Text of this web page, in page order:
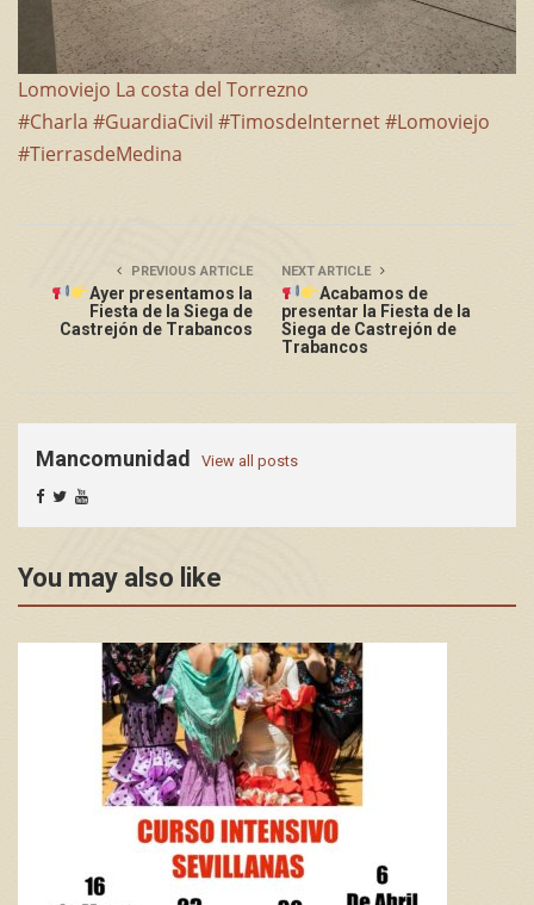
Lomoviejo La costa del Torrezno
#Charla #GuardiaCivil #TimosdeInternet#Lomoviejo
#TierrasdeMedina
PREVIOUS ARTICLE
Ayer presentamos la
Fiesta de la Siega de
Castrejón de Trabancos
NEXT ARTICLE
Acabamos de
presentar la Fiesta de la
Siega de Castrejón de
Trabancos
Mancomunidad View all posts
You may also like